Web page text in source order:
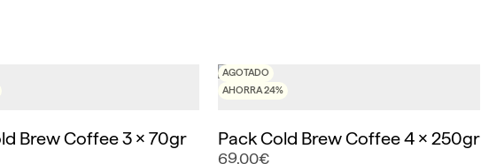
Brew Coffee 3 x 70gr
AGOTADO
AHORRA 24%
Pack Cold Brew Coffee 4 x 250gr
69,00€